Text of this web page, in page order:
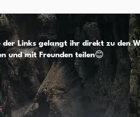
Links gelangt ihr direkt zu den
und mit Freunden teilen😊